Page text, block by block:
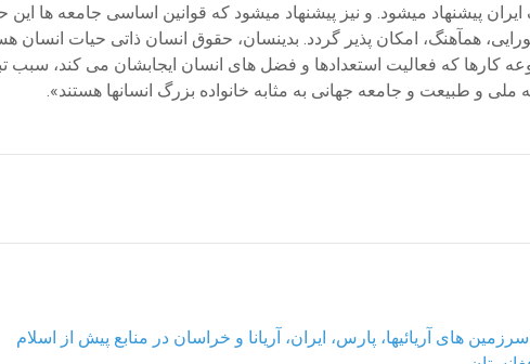
پیشنهاد میشود. و نیز پیشنهاد میشود که قوانین اساسی جامعه ها این
همآهنگ، امکان پذیر گردد. بدینسان، حقوق انسان ذاتی حیات انسان
کارها که فعالیت استعدادها و فضل های انسان ایجابشان می کند،
و طبیعت و جامعه جهانی به مثابه خانواده بزرگ انسانها هستند».
های آریائیها، پارس، ایران، آریانا و خراسان در منابع پیش از اسلام